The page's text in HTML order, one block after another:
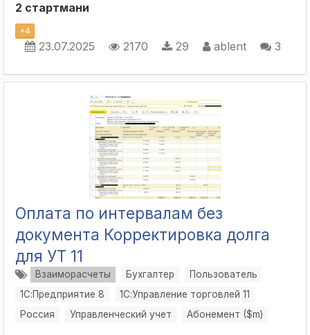
2 стартмани
+4
23.07.2025 2170 29 ablent 3
Оплата по интервалам без
документа Корректировка долга
для УТ 11
Взаиморасчеты Бухгалтер
Пользователь
1С:Предприятие 8
1С:Управление торговлей 11
Россия
Управленческий учет Абонемент ($m)